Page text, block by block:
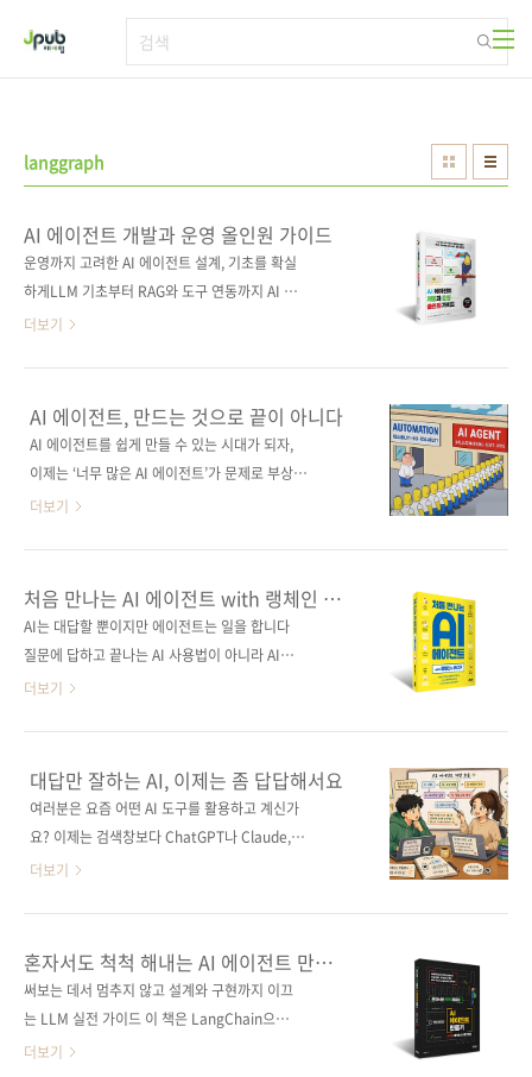
langgraph
AI 에이전트 개발과 운영 올인원 가이드
운영까지 고려한 AI 에이전트 설계, 기초를 확실
하게LLM 기초부터 RAG와 도구 연동까지 AI 에
이전트가 어떻게 작동하는지 근본부터 이해하도
방법을 익힐 수 있으며, 트레이싱, 평가, 지속적
개선 등 운영(LLMOps) 단계까지 함께 다룬다.
AI 서비스 경험에서 비롯된 저자들의 통찰이 고
에이전틱 AI 시스템을 구축하기 위한 탄탄한 기
반을 마련할 수 있다. 도서구매 사이트(가나다
사] [쿠팡] 출판사 제이펍저작권사 SBクリエイ
ティブ원서명 AIエージェント開発 / 運用入
門 [生成AI深掘りガイド] (97..
더보기
AI 에이전트, 만드는 것으로 끝이 아니다
AI 에이전트를 쉽게 만들 수 있는 시대가 되자,
이제는 ‘너무 많은 AI 에이전트’가 문제로 부상하
고 있다고 합니다. 월스트리트저널(WSJ)은 최근
등 이른바 ‘AI 에이전트 스프롤(agent sprawl)’
현상에 대응하기 위한 통제 체계 마련에 나서고
있다고 보도했다. (…) 신용평가 기업 FICO도 비
3500여명의 직원들이 매일 수십개의 새로운 AI
에이전트를 만들고 있다고 밝혔다. - “만들긴 쉬
스프롤’ (AI타임스) 누군가는 아직도 챗봇 사용
에 그치고 있지만, 앞서가는(?) 누군가는 AI 에이
전트를..
더보기
처음 만나는 AI 에이전트 with 랭체인 &
MCP
AI는 대답할 뿐이지만 에이전트는 일을 합니다
질문에 답하고 끝나는 AI 사용법이 아니라 AI에
일을 맡기고 하나의 흐름을 만드는 방법을 다루
스템까지 단계별로 직접 만들면서 왜 이런 구조
가 필요한지 쉽게 이해할 수 있도록 구성했다. 프
로젝트를 완성해가는 과정을 통해 흐름과 구조
람 대신 일을 맡길 수 있는 AI 에이전트 시스템이
완성되어 있을 것이다. 도서 구매 사이트(가나다
사] [쿠팡] 전자책 구매 사이트(가나다순) [교보
문고] [구글북스] [리디북스] [알라딘] [예스이십
사] 출판..
더보기
대답만 잘하는 AI, 이제는 좀 답답해서요
여러분은 요즘 어떤 AI 도구를 활용하고 계신가
요? 이제는 검색창보다 ChatGPT나 Claude,
Gemini 같은 AI에 먼저 말을 거는 게 훨씬 자연
범위는 정말 놀라울 정도로 넓어졌습니다. 그런
데 막상 작업 흐름을 가만히 들여다보면 이상하
게 피곤할 때가 있습니다. 정작 중요한 단계는 여
과를 다시 다듬고, 필요한 것만 골라 붙이고, 여
더보기
혼자서도 척척 해내는 AI 에이전트 만들기
with 랭체인 & 랭그래프
써보는 데서 멈추지 않고 설계와 구현까지 이끄
는 LLM 실전 가이드 이 책은 LangChain으로
문서 기반 RAG 시스템을, LangGraph로 멀티
더보기